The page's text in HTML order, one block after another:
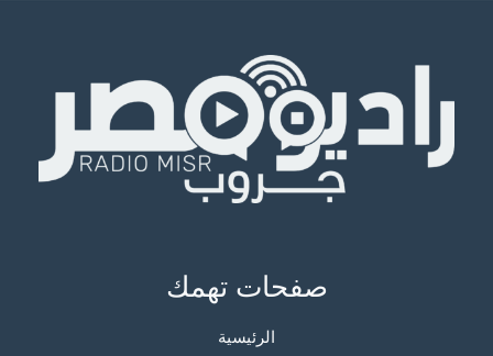
صفحات تهمك
الرئيسية